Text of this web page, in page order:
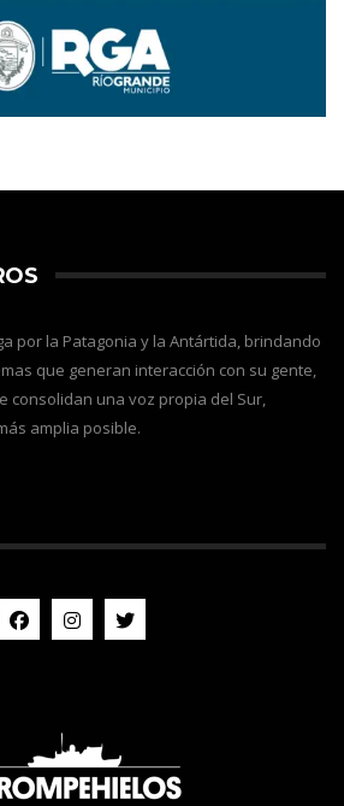
por la Patagonia y la Antártida, brindando
que generan interacción con su gente,
consolidan una voz propia del Sur,
amplia posible.